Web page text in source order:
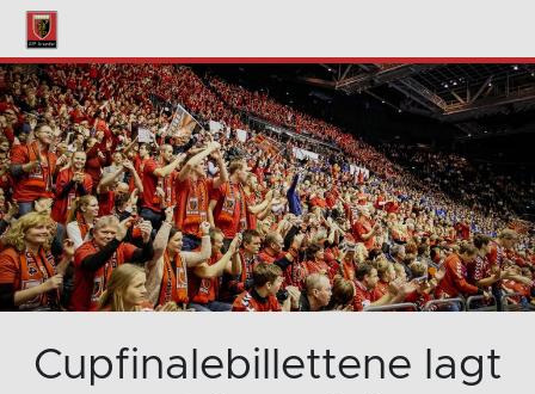
Cupfinalebillettene lagt